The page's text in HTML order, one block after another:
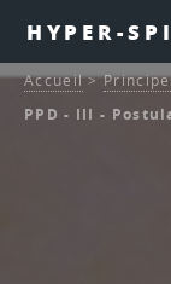
HYPER-
Accueil>
PPD - III -